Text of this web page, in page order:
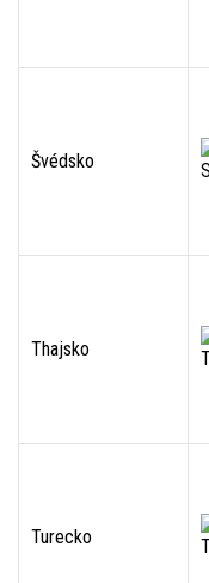
Švédsko
Thajsko
Turecko